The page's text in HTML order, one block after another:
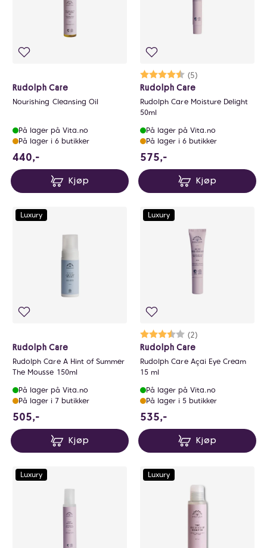
Rudolph Care
Nourishing Cleansing Oil
På lager på Vita.no
På lager i 6 butikker
440,-
Kjøp
Karakter:
(5)
4.4 av 5 mulige
Rudolph Care
Rudolph Care Moisture Delight
50ml
På lager på Vita.no
På lager i 6 butikker
575,-
Kjøp
Luxury
Rudolph Care
Rudolph Care A Hint of Summer
The Mousse 150ml
På lager på Vita.no
På lager i 7 butikker
505,-
Kjøp
Luxury
Karakter:
(2)
3.5 av 5 mulige
Rudolph Care
Rudolph Care Açai Eye Cream
15 ml
På lager på Vita.no
På lager i 5 butikker
535,-
Kjøp
Luxury Luxury